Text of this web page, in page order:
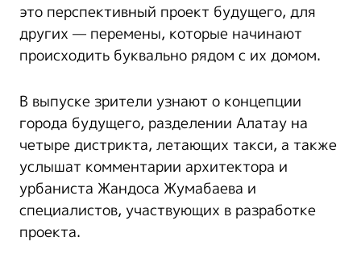
это перспективный проект будущего, для
других — перемены, которые начинают
происходить буквально рядом с их домом.
В выпуске зрители узнают о концепции
города будущего, разделении Алатау на
четыре дистрикта, летающих такси, а также
услышат комментарии архитектора и
урбаниста Жандоса Жумабаева и
специалистов, участвующих в разработке
проекта.